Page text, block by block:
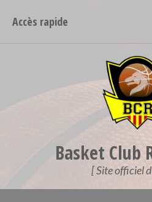
Accès rapide
Basket Club
[ Site officiel